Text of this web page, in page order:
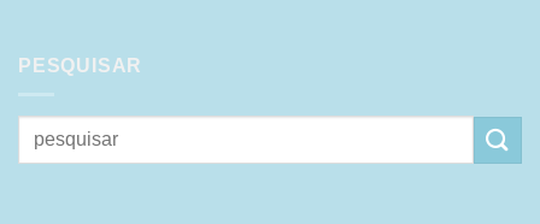
PESQUISAR
Pesquisar
por: